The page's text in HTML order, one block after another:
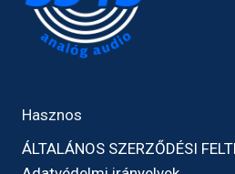
Hasznos
ÁLTALÁNOS SZERZŐDÉSI